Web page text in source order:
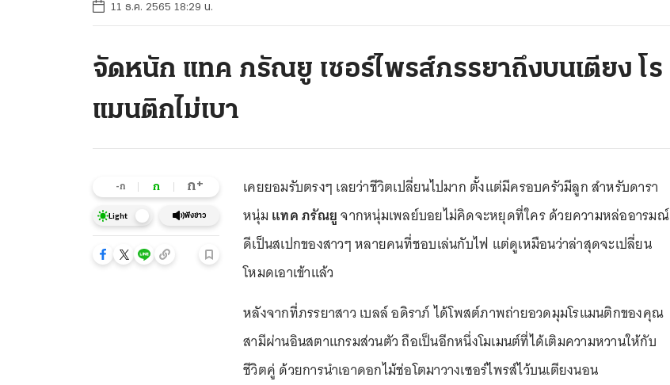
11 ธ.ค. 2565 18:29 น.
จัดหนัก แทค ภรัณยู เซอร์ไพรส์ภรรยาถึงบนเตียง โร
แมนติกไม่เบา
-ก ก ก+
Light ฟังข่าว
เคยยอมรับตรงๆ เลยว่าชีวิตเปลี่ยนไปมาก ตั้งแต่มีครอบครัวมีลูก สำหรับดารา
หนุ่ม แทค ภรัณยูจากหนุ่มเพลย์บอยไม่คิดจะหยุดที่ใคร ด้วยความหล่ออารมณ์
ดีเป็นสเปกของสาวๆ หลายคนที่ชอบเล่นกับไฟ แต่ดูเหมือนว่าล่าสุดจะเปลี่ยน
โหมดเอาเข้าแล้ว
หลังจากที่ภรรยาสาว เบลล์ อดิราภ์ ได้โพสต์ภาพถ่ายอวดมุมโรแมนติกของคุณ
สามีผ่านอินสตาแกรมส่วนตัว ถือเป็นอีกหนึ่งโมเมนต์ที่ได้เติมความหวานให้กับ
ชีวิตคู่ ด้วยการนำเอาดอกไม้ช่อโตมาวางเซอร์ไพรส์ไว้บนเตียงนอน